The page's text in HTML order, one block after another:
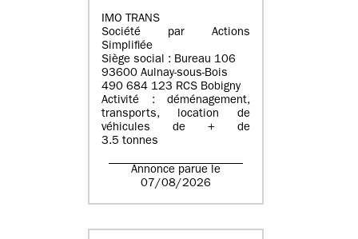
IMO TRANS
Société par Actions
Simplifiée
Siège social : Bureau 106
93600 Aulnay-sous-Bois
490 684 123 RCS Bobigny
Activité : déménagement,
transports, location de
véhicules de + de
3.5 tonnes
Annonce parue le
07/08/2026